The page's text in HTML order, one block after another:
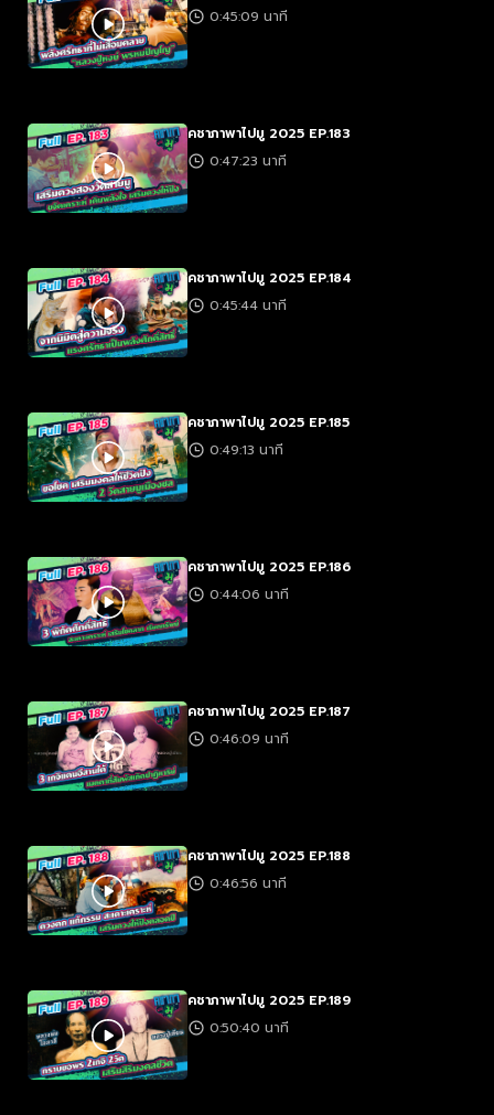
0:45:09 นาที
คชาภาพาไปมู 2025 EP.183
0:47:23 นาที
คชาภาพาไปมู 2025 EP.184
0:45:44 นาที
คชาภาพาไปมู 2025 EP.185
0:49:13 นาที
คชาภาพาไปมู 2025 EP.186
0:44:06 นาที
คชาภาพาไปมู 2025 EP.187
0:46:09 นาที
คชาภาพาไปมู 2025 EP.188
0:46:56 นาที
คชาภาพาไปมู 2025 EP.189
0:50:40 นาที